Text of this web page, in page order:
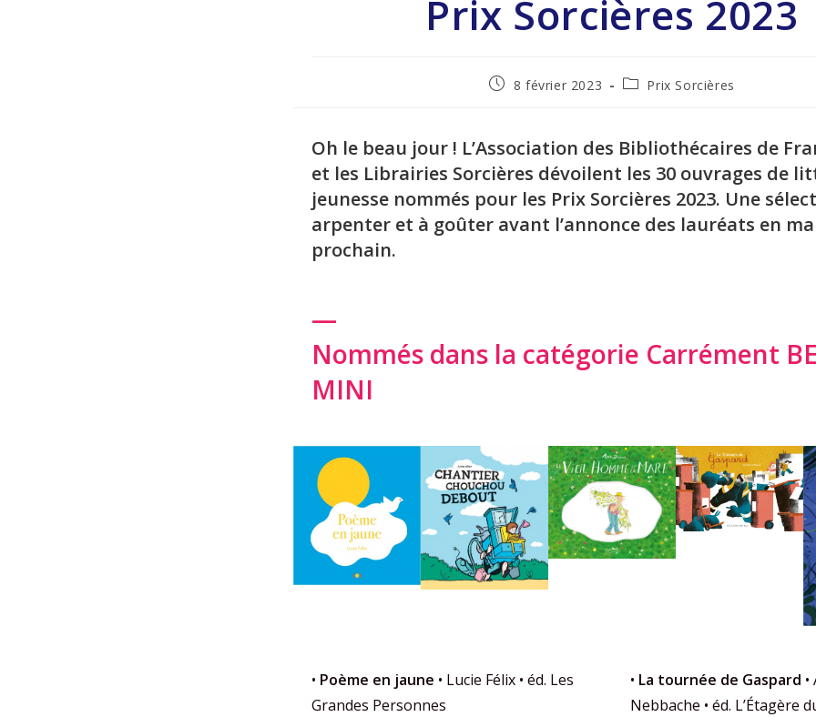
Prix Sorcières 2023
8 février 2023 Prix Sorcières
Oh le beau jour ! L’Association des Bibliothécaires de
et les Librairies Sorcières dévoilent les 30 ouvrages de
jeunesse nommés pour les Prix Sorcières 2023. Une
arpenter et à goûter avant l’annonce des lauréats en
prochain.
—
Nommés dans la catégorie Carrément
MINI
• Poème en jaune • Lucie Félix • éd. Les
Grandes Personnes
• La tournée de Gaspard
Nebbache • éd. L’Étagère